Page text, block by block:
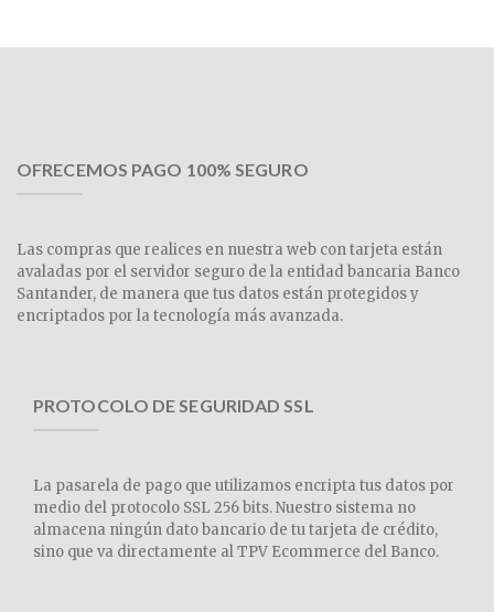
OFRECEMOS PAGO 100% SEGURO
Las compras que realices en nuestra web con tarjeta están
avaladas por el servidor seguro de la entidad bancaria Banco
Santander, de manera que tus datos están protegidos y
encriptados por la tecnología más avanzada.
PROTOCOLO DE SEGURIDAD SSL
La pasarela de pago que utilizamos encripta tus datos por
medio del protocolo SSL 256 bits. Nuestro sistema no
almacena ningún dato bancario de tu tarjeta de crédito,
sino que va directamente al TPV Ecommerce del Banco.